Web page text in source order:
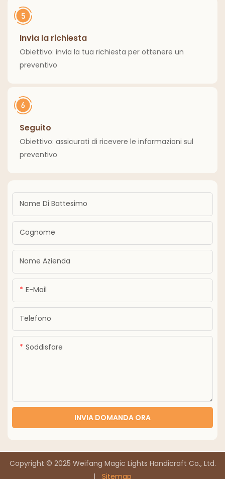
Invia la richiesta
Obiettivo: invia la tua richiesta per ottenere un
preventivo
Seguito
Obiettivo: assicurati di ricevere le informazioni sul
preventivo
Nome Di Battesimo
Cognome
Nome Azienda
E-Mail
Telefono
Soddisfare
INVIA DOMANDA ORA
Copyright © 2025 Weifang Magic Lights Handicraft Co., Ltd.
|
Sitemap